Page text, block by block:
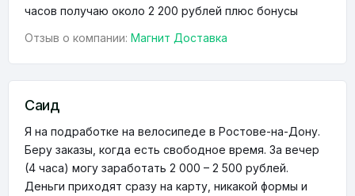
часов получаю около 2 200 рублей плюс бонусы
Отзыв о компании: Магнит Доставка
Саид
Я на подработке на велосипеде в Ростове-на-Дону.
Беру заказы, когда есть свободное время. За вечер
(4 часа) могу заработать 2 000 – 2 500 рублей.
Деньги приходят сразу на карту, никакой формы и